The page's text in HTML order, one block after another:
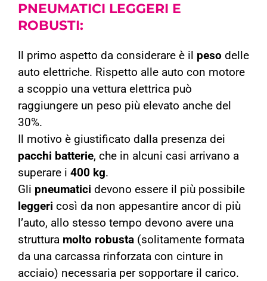
PNEUMATICI LEGGERI E
ROBUSTI:
Il primo aspetto da considerare è il peso delle
auto elettriche. Rispetto alle auto con motore
a scoppio una vettura elettrica può
raggiungere un peso più elevato anche del
30%.
Il motivo è giustificato dalla presenza dei
pacchi batterie, che in alcuni casi arrivano a
superare i 400 kg.
Gli pneumatici devono essere il più possibile
leggeri così da non appesantire ancor di più
l’auto, allo stesso tempo devono avere una
struttura molto robusta (solitamente formata
da una carcassa rinforzata con cinture in
acciaio) necessaria per sopportare il carico.